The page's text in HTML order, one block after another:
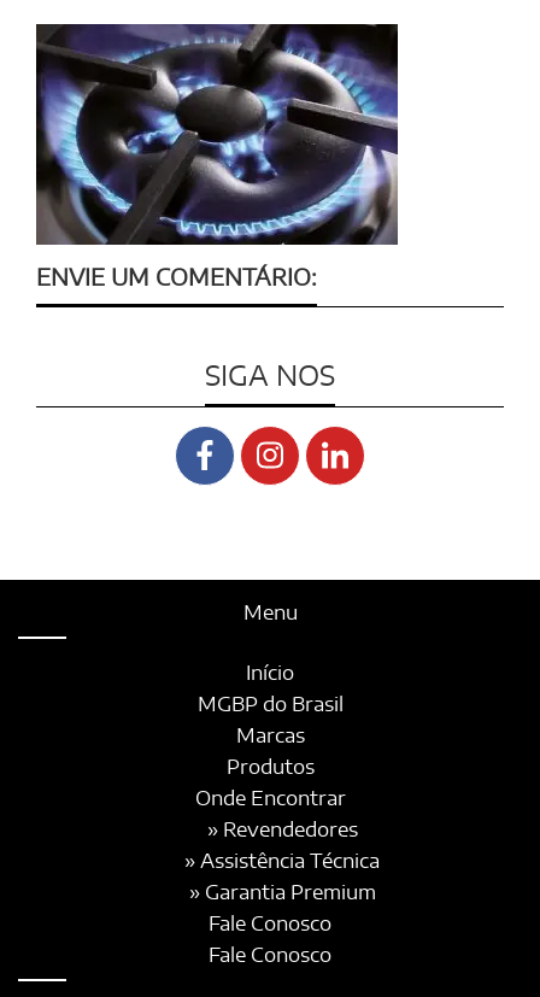
ENVIE UM COMENTÁRIO:
SIGA NOS
Menu
Início
MGBP do Brasil
Marcas
Produtos
Onde Encontrar
» Revendedores
» Assistência Técnica
» Garantia Premium
Fale Conosco
Fale Conosco